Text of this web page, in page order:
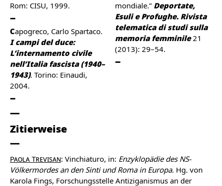
Rom: CISU, 1999.
Capogreco, Carlo Spartaco.
I campi del duce:
L’internamento civile
nell’Italia fascista (1940–
1943). Torino: Einaudi,
2004.
mondiale.” Deportate,
Esuli e Profughe. Rivista
telematica di studi sulla
memoria femminile21
(2013): 29–54.
Zitierweise
Paola Trevisan: Vinchiaturo, in: Enzyklopädie des NS-
Völkermordes an den Sinti und Roma in Europa. Hg. von
Karola Fings, Forschungsstelle Antiziganismus an der